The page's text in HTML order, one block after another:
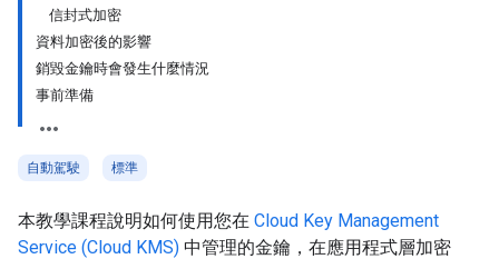
信封式加密
資料加密後的影響
銷毀金鑰時會發生什麼情況
事前準備
自動駕駛 標準
本教學課程說明如何使用您在 Cloud Key Management
Service (Cloud KMS) 中管理的金鑰，在應用程式層加密